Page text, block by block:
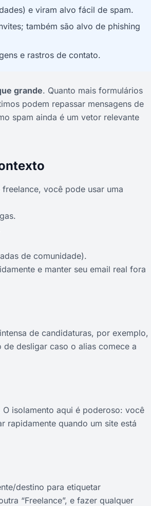
e viram alvo fácil de spam.
também são alvo de phishing
e rastros de contato.
grande. Quanto mais formulários
podem repassar mensagens de
spam ainda é um vetor relevante
você pode usar uma
de comunidade).
e manter seu email real fora
de candidaturas, por exemplo,
de desligar caso o alias comece a
isolamento aqui é poderoso: você
rapidamente quando um site está
destino para etiquetar
“Freelance”, e fazer qualquer